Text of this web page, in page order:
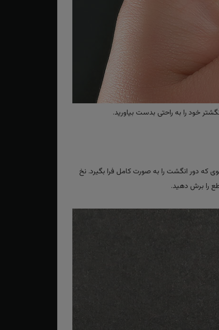
خود را به راحتی بدست بیاورید.
که دور انگشت را به صورت کامل فرا بگیرد. نخ
را برش دهید.